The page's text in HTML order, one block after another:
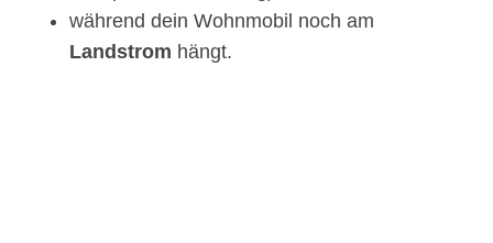
während dein Wohnmobil noch am
Landstrom hängt.